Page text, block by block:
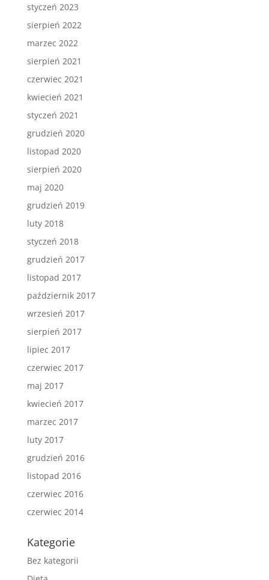
styczeń 2023
sierpień 2022
marzec 2022
sierpień 2021
czerwiec 2021
kwiecień 2021
styczeń 2021
grudzień 2020
listopad 2020
sierpień 2020
maj 2020
grudzień 2019
luty 2018
styczeń 2018
grudzień 2017
listopad 2017
październik 2017
wrzesień 2017
sierpień 2017
lipiec 2017
czerwiec 2017
maj 2017
kwiecień 2017
marzec 2017
luty 2017
grudzień 2016
listopad 2016
czerwiec 2016
czerwiec 2014
Kategorie
Bez kategorii